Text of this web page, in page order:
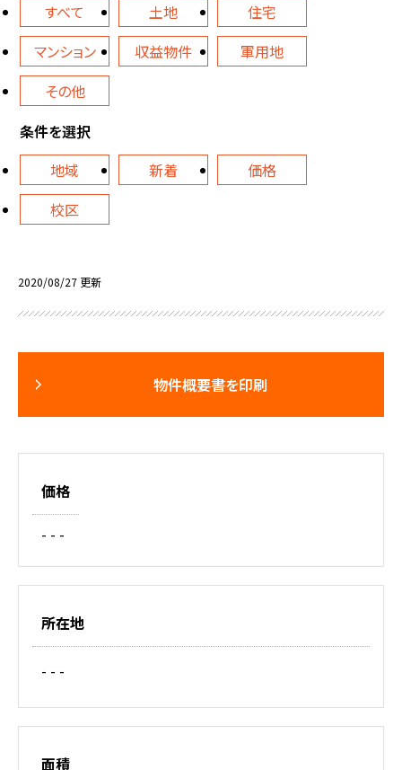
すべて
土地
住宅
マンション
収益物件
軍用地
その他
条件を選択
地域
新着
価格
校区
2020/08/27 更新
物件概要書を印刷
価格
- - -
所在地
- - -
面積